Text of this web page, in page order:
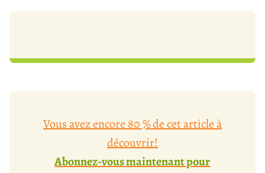
Vous avez encore 80 % de cet article à
découvrir!
Abonnez-vous maintenant pour